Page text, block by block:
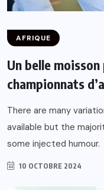
AFRIQUE
Un belle
championnats
There are many
available but the
some injected humour.
10 OCTOBRE 2024